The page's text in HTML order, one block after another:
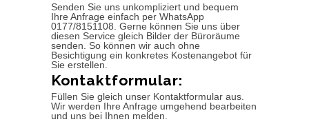
Senden Sie uns unkompliziert und bequem
Ihre Anfrage einfach per WhatsApp
0177/8151108. Gerne können Sie uns über
diesen Service gleich Bilder der Büroräume
senden. So können wir auch ohne
Besichtigung ein konkretes Kostenangebot für
Sie erstellen.
Kontaktformular:
Füllen Sie gleich unser Kontaktformular aus.
Wir werden Ihre Anfrage umgehend bearbeiten
und uns bei Ihnen melden.